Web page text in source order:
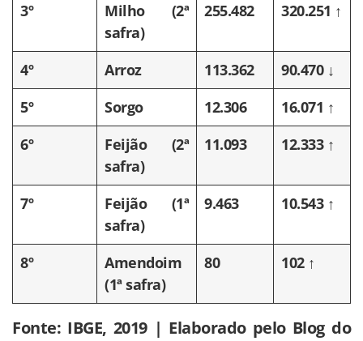
3º
Milho (2ª
safra)
255.482 320.251 ↑
4º Arroz 113.362
90.470 ↓
5º
Sorgo 12.306
16.071 ↑
6º
Feijão (2ª
safra)
11.093 12.333 ↑
7º
Feijão (1ª
safra)
9.463 10.543 ↑
8º
Amendoim
(1ª safra)
80 102 ↑
Fonte: IBGE, 2019 | Elaborado pelo Blog do